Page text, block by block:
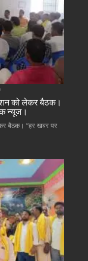
को लेकर बैठक।
न्यूज।
बैठक। “हर खबर पर